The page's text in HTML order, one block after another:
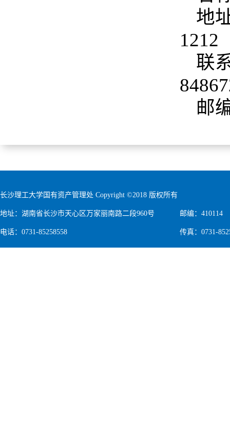
地
1212
联
邮
长沙理工大学国有资产管理处 Copyright ©2018 版权所有
地址：湖南省长沙市天心区万家丽南路二段960号 邮编：410114
电话：0731-85258558 传真：0731-